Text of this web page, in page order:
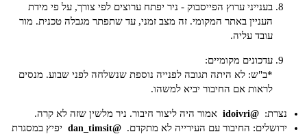
בענייני ערוץ הפייסבוק - ניר יפתח ערוצים לפי צורך, על פי מידת
העניין באתר המקומי. זה מצב זמני, עד שתפתר מגבלה טכנית. מור
עובד עליה.
עדכונים מקומיים:
*ב"ש: לא היתה תגובה לפנייה נוספת שנשלחה לפני שבוע. מנסים
לראות אם החיבור יביא למשהו.
נצרת: @idoivri
אמור היה ליצור חיבור. ניר מלשין שזה לא קרה.
ירושלים: החיבור עם העירייה לא מתקדם. @dan_timsit
יפיץ במסגרת